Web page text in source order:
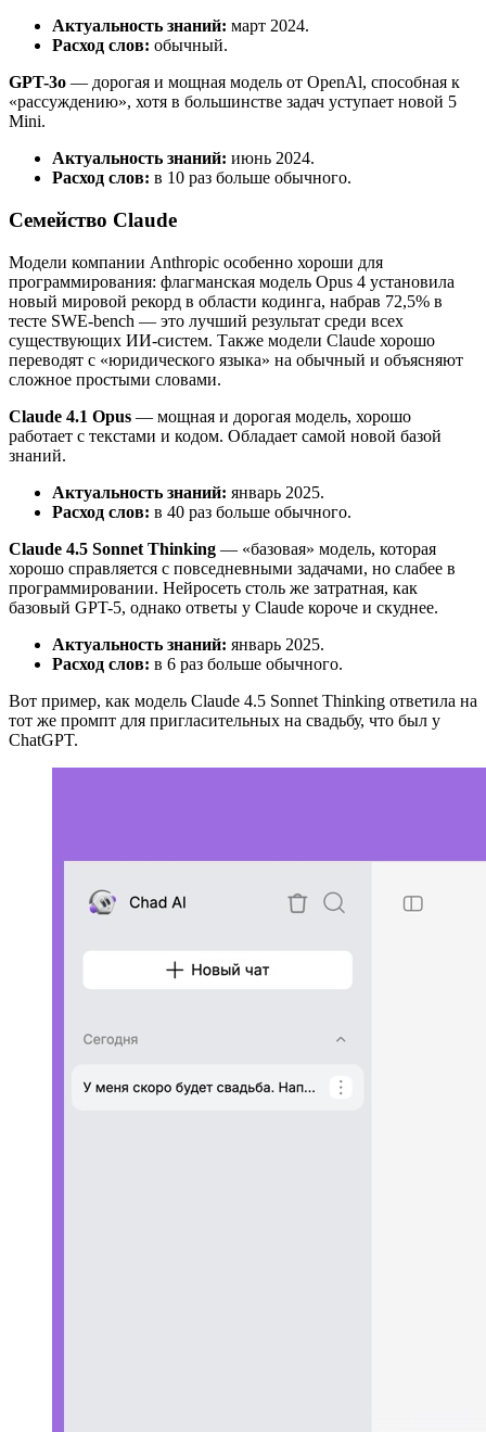
Актуальность знаний: март 2024.
Расход слов: обычный.
GPT-3o — дорогая и мощная модель от OpenAl, способная к
«рассуждению», хотя в большинстве задач уступает новой 5
Mini.
Актуальность знаний: июнь 2024.
Расход слов: в 10 раз больше обычного.
Семейство Claude
Модели компании Anthropic особенно хороши для
программирования: флагманская модель Opus 4 установила
новый мировой рекорд в области кодинга, набрав 72,5% в
тесте SWE-bench — это лучший результат среди всех
существующих ИИ-систем. Также модели Claude хорошо
переводят с «юридического языка» на обычный и объясняют
сложное простыми словами.
Claude 4.1 Opus — мощная и дорогая модель, хорошо
работает с текстами и кодом. Обладает самой новой базой
знаний.
Актуальность знаний: январь 2025.
Расход слов: в 40 раз больше обычного.
Claude 4.5 Sonnet Thinking — «базовая» модель, которая
хорошо справляется с повседневными задачами, но слабее в
программировании. Нейросеть столь же затратная, как
базовый GPT-5, однако ответы у Claude короче и скуднее.
Актуальность знаний: январь 2025.
Расход слов: в 6 раз больше обычного.
Вот пример, как модель Claude 4.5 Sonnet Thinking ответила на
тот же промпт для пригласительных на свадьбу, что был у
ChatGPT.